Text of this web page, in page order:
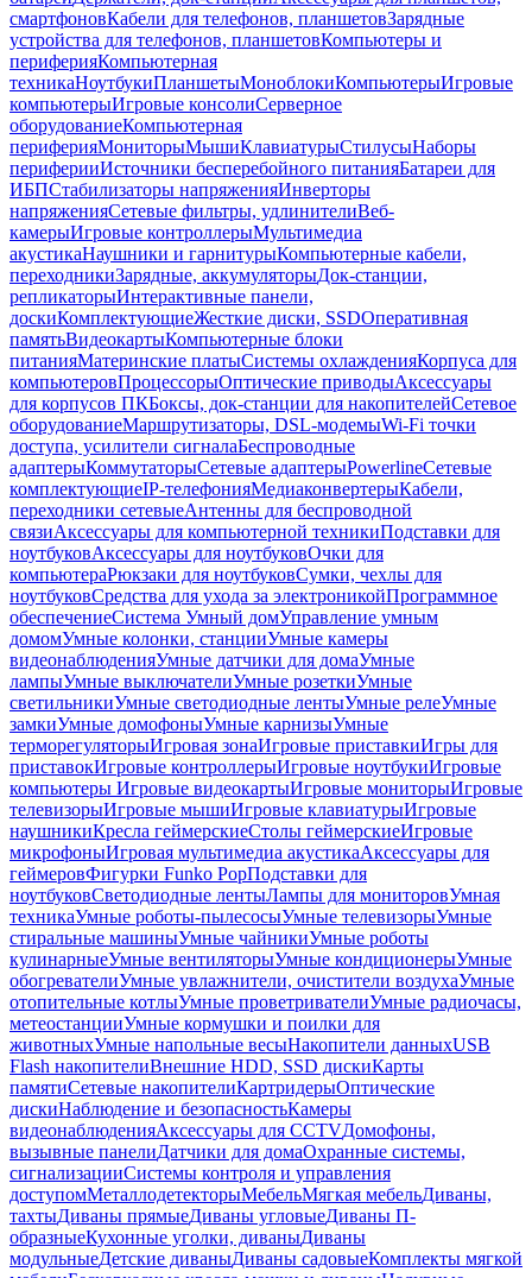
смартфоновКабели для телефонов, планшетовЗарядные
устройства для телефонов, планшетовКомпьютеры и
периферияКомпьютерная
техникаНоутбукиПланшетыМоноблокиКомпьютерыИгровые
компьютерыИгровые консолиСерверное
оборудованиеКомпьютерная
периферияМониторыМышиКлавиатурыСтилусыНаборы
периферииИсточники бесперебойного питанияБатареи для
ИБПСтабилизаторы напряженияИнверторы
напряженияСетевые фильтры, удлинителиВеб-
камерыИгровые контроллерыМультимедиа
акустикаНаушники и гарнитурыКомпьютерные кабели,
переходникиЗарядные, аккумуляторыДок-станции,
репликаторыИнтерактивные панели,
доскиКомплектующиеЖесткие диски, SSDОперативная
памятьВидеокартыКомпьютерные блоки
питанияМатеринские платыСистемы охлажденияКорпуса для
компьютеровПроцессорыОптические приводыАксессуары
для корпусов ПКБоксы, док-станции для накопителейСетевое
оборудованиеМаршрутизаторы, DSL-модемыWi-Fi точки
доступа, усилители сигналаБеспроводные
адаптерыКоммутаторыСетевые адаптерыPowerlineСетевые
комплектующиеIP-телефонияМедиаконвертерыКабели,
переходники сетевыеАнтенны для беспроводной
связиАксессуары для компьютерной техникиПодставки для
ноутбуковАксессуары для ноутбуковОчки для
компьютераРюкзаки для ноутбуковСумки, чехлы для
ноутбуковСредства для ухода за электроникойПрограммное
обеспечениеСистема Умный домУправление умным
домомУмные колонки, станцииУмные камеры
видеонаблюденияУмные датчики для домаУмные
лампыУмные выключателиУмные розеткиУмные
светильникиУмные светодиодные лентыУмные релеУмные
замкиУмные домофоныУмные карнизыУмные
терморегуляторыИгровая зонаИгровые приставкиИгры для
приставокИгровые контроллерыИгровые ноутбукиИгровые
компьютеры Игровые видеокартыИгровые мониторыИгровые
телевизорыИгровые мышиИгровые клавиатурыИгровые
наушникиКресла геймерскиеСтолы геймерскиеИгровые
микрофоныИгровая мультимедиа акустикаАксессуары для
геймеровФигурки Funko PopПодставки для
ноутбуковСветодиодные лентыЛампы для мониторовУмная
техникаУмные роботы-пылесосыУмные телевизорыУмные
стиральные машиныУмные чайникиУмные роботы
кулинарныеУмные вентиляторыУмные кондиционерыУмные
обогревателиУмные увлажнители, очистители воздухаУмные
отопительные котлыУмные проветривателиУмные радиочасы,
метеостанцииУмные кормушки и поилки для
животныхУмные напольные весыНакопители данныхUSB
Flash накопителиВнешние HDD, SSD дискиКарты
памятиСетевые накопителиКартридерыОптические
дискиНаблюдение и безопасностьКамеры
видеонаблюденияАксессуары для CCTVДомофоны,
вызывные панелиДатчики для домаОхранные системы,
сигнализацииСистемы контроля и управления
доступомМеталлодетекторыМебельМягкая мебельДиваны,
тахтыДиваны прямыеДиваны угловыеДиваны П-
образныеКухонные уголки, диваныДиваны
модульныеДетские диваныДиваны садовыеКомплекты мягкой